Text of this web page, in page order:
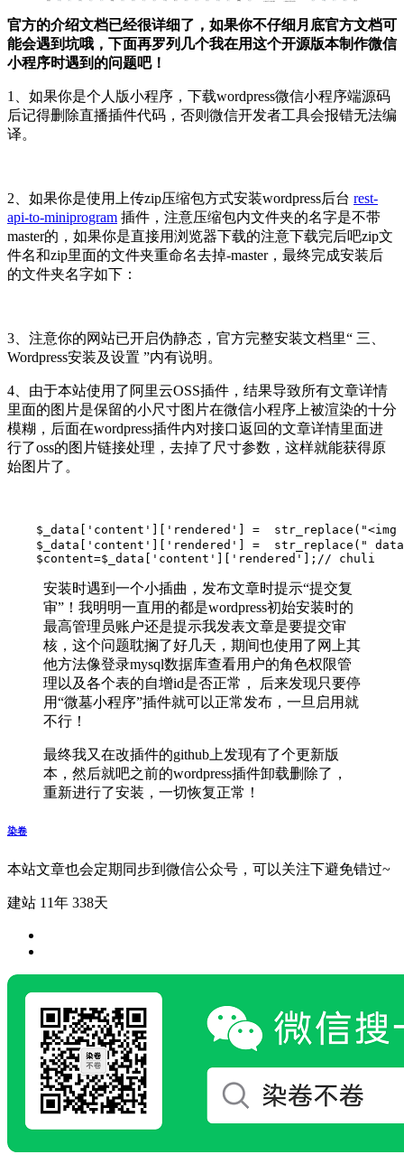
官方的介绍文档已经很详细了，如果你不仔细月底官方文档可
能会遇到坑哦，下面再罗列几个我在用这个开源版本制作微信
小程序时遇到的问题吧！
1、如果你是个人版小程序，下载wordpress微信小程序端源码
后记得删除直播插件代码，否则微信开发者工具会报错无法编
译。
2、如果你是使用上传zip压缩包方式安装wordpress后台 rest-
api-to-miniprogram 插件，注意压缩包内文件夹的名字是不带
master的，如果你是直接用浏览器下载的注意下载完后吧zip文
件名和zip里面的文件夹重命名去掉-master，最终完成安装后
的文件夹名字如下：
3、注意你的网站已开启伪静态，官方完整安装文档里“ 三、
Wordpress安装及设置 ”内有说明。
4、由于本站使用了阿里云OSS插件，结果导致所有文章详情
里面的图片是保留的小尺寸图片在微信小程序上被渲染的十分
模糊，后面在wordpress插件内对接口返回的文章详情里面进
行了oss的图片链接处理，去掉了尺寸参数，这样就能获得原
始图片了。
$_data['content']['rendered'] =  str_replace("<img
$_data['content']['rendered'] =  str_replace("
    $content=$_data['content']['rendered'];// chuli
安装时遇到一个小插曲，发布文章时提示“提交复
审”！我明明一直用的都是wordpress初始安装时的
最高管理员账户还是提示我发表文章是要提交审
核，这个问题耽搁了好几天，期间也使用了网上其
他方法像登录mysql数据库查看用户的角色权限管
理以及各个表的自增id是否正常， 后来发现只要停
用“微墓小程序”插件就可以正常发布，一旦启用就
不行！
最终我又在改插件的github上发现有了个更新版
本，然后就吧之前的wordpress插件卸载删除了，
重新进行了安装，一切恢复正常！
染卷
本站文章也会定期同步到微信公众号，可以关注下避免错过~
建站 11年 338天